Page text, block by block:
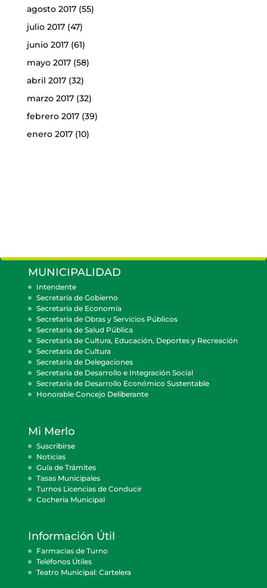
agosto 2017(55)
julio 2017(47)
junio 2017(61)
mayo 2017(58)
abril 2017(32)
marzo 2017(32)
febrero 2017(39)
enero 2017(10)
MUNICIPALIDAD
Intendente
Secretaría de Gobierno
Secretaría de Economía
Secretaría de Obras y Servicios Públicos
Secretaría de Salud Pública
Secretaría de Cultura, Educación, Deportes y Recreación
Secretaría de Cultura
Secretaría de Delegaciones
Secretaría de Desarrollo e Integración Social
Secretaría de Desarrollo Económico Sustentable
Honorable Concejo Deliberante
Mi Merlo
Suscribirse
Noticias
Guía de Trámites
Tasas Municipales
Turnos Licencias de Conducir
Cocheria Municipal
Información Útil
Farmacias de Turno
Teléfonos Útiles
Teatro Municipal: Cartelera